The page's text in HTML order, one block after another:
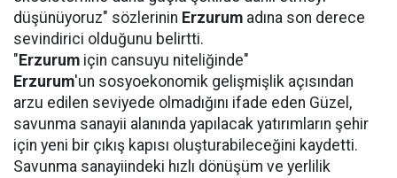
düşünüyoruz" sözlerinin Erzurum adına son derece
sevindirici olduğunu belirtti.
" Erzurum için cansuyu niteliğinde"
Erzurum'un sosyoekonomik gelişmişlik açısından
arzu edilen seviyede olmadığını ifade eden Güzel,
savunma sanayii alanında yapılacak yatırımların şehir
için yeni bir çıkış kapısı oluşturabileceğini kaydetti.
Savunma sanayiindeki hızlı dönüşüm ve yerlilik